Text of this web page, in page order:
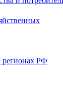
регионах РФ